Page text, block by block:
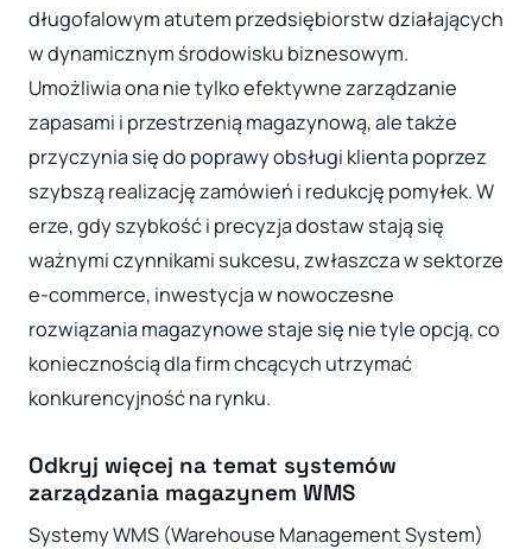
długofalowym atutem przedsiębiorstw działających
w dynamicznym środowisku biznesowym.
Umożliwia ona nie tylko efektywne zarządzanie
zapasami i przestrzenią magazynową, ale także
przyczynia się do poprawy obsługi klienta poprzez
szybszą realizację zamówień i redukcję pomyłek. W
erze, gdy szybkość i precyzja dostaw stają się
ważnymi czynnikami sukcesu, zwłaszcza w sektorze
e-commerce, inwestycja w nowoczesne
rozwiązania magazynowe staje się nie tyle opcją, co
koniecznością dla firm chcących utrzymać
konkurencyjność na rynku.
Odkryj więcej na temat systemów
zarządzania magazynem WMS
Systemy WMS (Warehouse Management System)